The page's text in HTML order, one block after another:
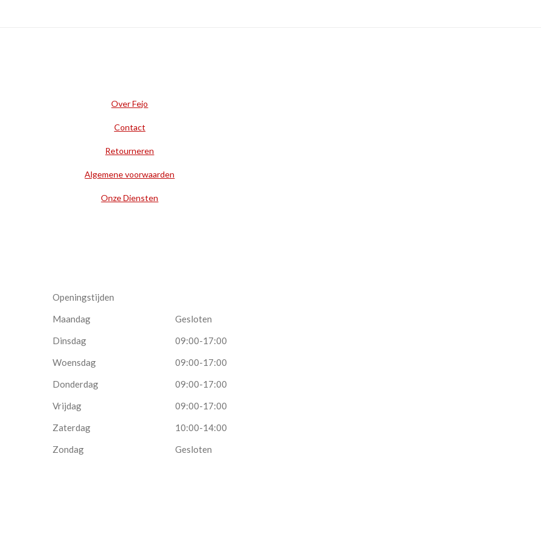
Over Fejo
Contact
Retourneren
Algemene voorwaarden
Onze Diensten
Openingstijden
Maandag
Gesloten
Dinsdag
09:00-17:00
Woensdag
09:00-17:00
Donderdag
09:00-17:00
Vrijdag
09:00-17:00
Zaterdag
10:00-14:00
Zondag
Gesloten